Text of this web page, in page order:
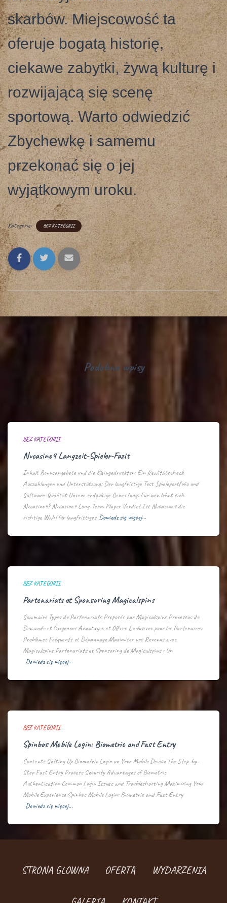
skarbów. Miejscowość ta
oferuje bogatą historię,
ciekawe zabytki, żywą kulturę i
rozwijającą się scenę
sportową. Warto odwiedzić
Zbychewkę i samemu
przekonać się o jej
wyjątkowym uroku.
Kategorie: BEZ KATEGORII
Podobne wpisy
BEZ KATEGORII
Nvcasino4 Langzeit-Spieler-Fazit
Inhalt Bonusangebote und die Kleingedruckten: Ein Realitätscheck
Auszahlungen und Unterstützung: Der langfristige Test Spieleportfolio und
Software-Qualität Unsere endgültige Bewertung: Für wen lohnt sich
Nvcasino4? Nvcasino4 Long-Term Player Verdict Ist Nvcasino4 die
richtige Wahl für langfristiges Dowiedz się więcej…
BEZ KATEGORII
Partenariats et Sponsoring Magicalspins
Sommaire Types de Partenariats Proposés par Magicalspins Processus de
Demande et Exigences Avantages et Offres Exclusives pour les Partenaires
Problèmes Fréquents et Dépannage Maximiser vos Revenus avec
Magicalspins Partenariats et Sponsoring de Magicalspins : Un
Dowiedz się więcej…
BEZ KATEGORII
Spinbos Mobile Login: Biometric and Fast Entry
Contents Setting Up Biometric Login on Your Mobile Device The Step-by-
Step Fast Entry Process Security Advantages of Biometric
Authentication Common Login Issues and Troubleshooting Maximizing Your
Mobile Experience Spinbos Mobile Login: Biometric and Fast Entry
Dowiedz się więcej…
STRONA GLOWNA OFERTA WYDARZENIA